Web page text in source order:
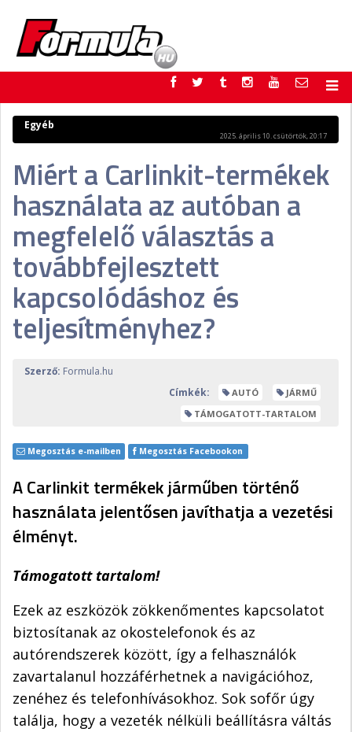
F1
FORMULA
MOTOR
NEMZETKÖZI
RETRO
EGYÉB
PODCAST
SHOP
LIVE
TIPPJÁTÉK
DIGITÁLIS MAGAZIN
PONTÁLLÁSOK
VERSENYNAPTÁRAK
Egyéb
2025. április 10. csütörtök, 20:17
Miért a Carlinkit-termékek
használata az autóban a
megfelelő választás a
továbbfejlesztett
kapcsolódáshoz és
teljesítményhez?
Szerző: Formula.hu
Címkék:
AUTÓ
JÁRMŰ
TÁMOGATOTT-TARTALOM
Megosztás e-mailben Megosztás Facebookon
A Carlinkit termékek járműben történő
használata jelentősen javíthatja a vezetési
élményt.
Támogatott tartalom!
Ezek az eszközök zökkenőmentes kapcsolatot
biztosítanak az okostelefonok és az
autórendszerek között, így a felhasználók
zavartalanul hozzáférhetnek a navigációhoz,
zenéhez és telefonhívásokhoz. Sok sofőr úgy
találja, hogy a vezeték nélküli beállításra váltás